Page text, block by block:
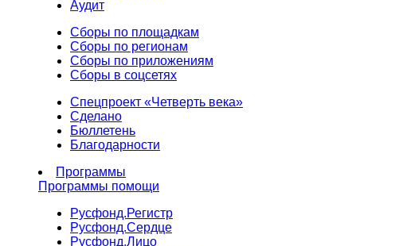
Аудит
Сборы по площадкам
Сборы по регионам
Сборы по приложениям
Сборы в соцсетях
Спецпроект «Четверть века»
Сделано
Бюллетень
Благодарности
Программы
Программы помощи
Русфонд.Регистр
Русфонд.Сердце
Русфонд.Лицо